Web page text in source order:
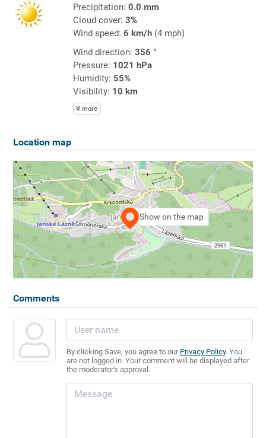
Precipitation: 0.0 mm
Cloud cover: 3%
Wind speed: 6 km/h(4 mph)
Wind direction: 356 °
Pressure: 1021 hPa
Humidity: 55%
Visibility: 10 km
more
Location map
Show on the map
Comments
By clicking Save, you agree to our Privacy Policy. You
are not logged in. Your comment will be displayed after
the moderator's approval.